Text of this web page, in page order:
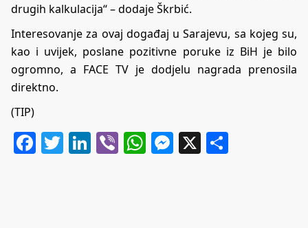
drugih kalkulacija“ – dodaje Škrbić.
Interesovanje za ovaj događaj u Sarajevu, sa kojeg su,
kao i uvijek, poslane pozitivne poruke iz BiH je bilo
ogromno, a FACE TV je dodjelu nagrada prenosila
direktno.
(TIP)
Facebook
Twitter
LinkedIn
ViberWhatsApp
Messenger
X